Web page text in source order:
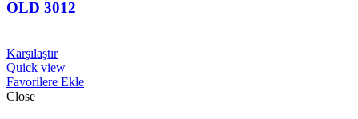
OLD 3012
Karşılaştır
Quick view
Favorilere Ekle
Close